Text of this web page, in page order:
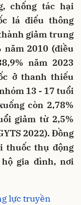
chống tác hại
lá điếu thông
giảm trung
năm 2010 (điều
năm 2023
ở thanh thiếu
13 - 17 tuổi
còn 2,78%
giảm từ 2,5%
2022). Đồng
thuốc thụ động
gia đình, nơi
lực truyền